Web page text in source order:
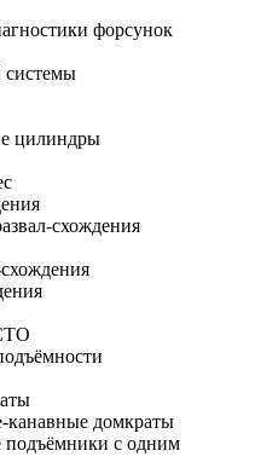
форсунок
системы
цилиндры
схождения
канавные домкраты
подъёмники с одним